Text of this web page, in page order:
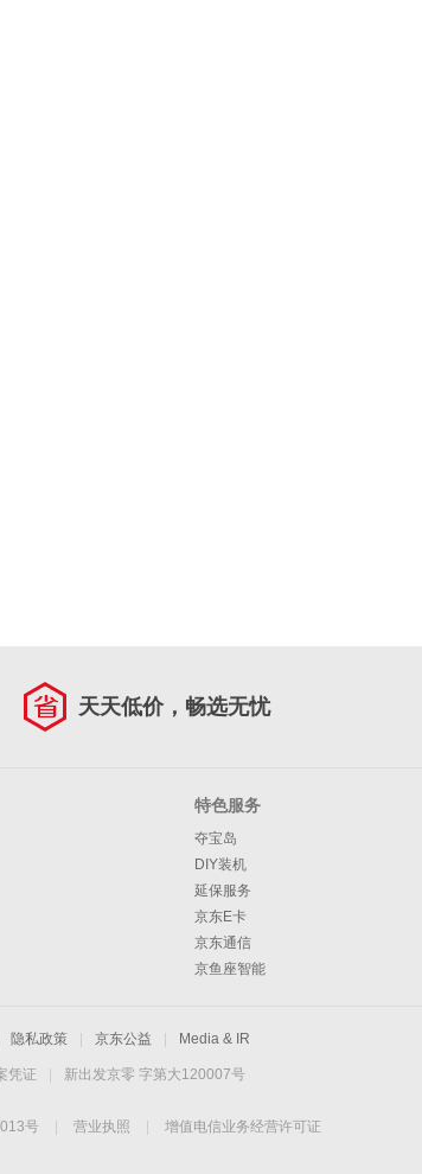
天天低价，畅选无忧
特色服务
夺宝岛
DIY装机
延保服务
京东E卡
京东通信
京鱼座智能
隐私政策 京东公益 Media & IR
凭证
新出发京零 字第大120007号
号 营业执照
增值电信业务经营许可证